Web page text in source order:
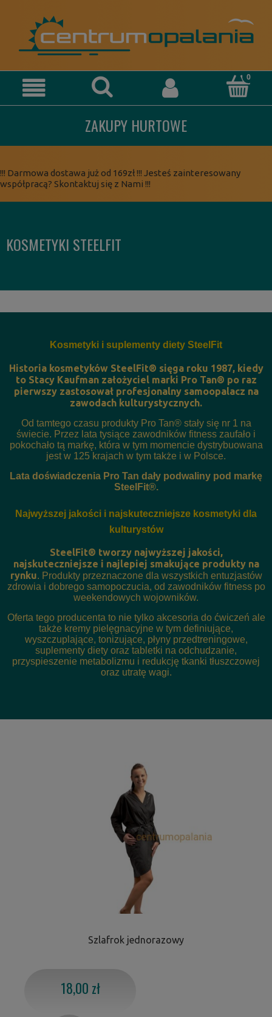
ZAKUPY HURTOWE
!!! Darmowa dostawa już od 169zł !!! Jesteś zainteresowany
współpracą? Skontaktuj się z Nami !!!
KOSMETYKI STEELFIT
Kosmetyki i suplementy diety SteelFit
Historia kosmetyków SteelFit® sięga roku 1987, kiedy
to Stacy Kaufman założyciel marki Pro Tan® po raz
pierwszy zastosował profesjonalny samoopalacz na
zawodach kulturystycznych.
Od tamtego czasu produkty Pro Tan® stały się nr 1 na
świecie. Przez lata tysiące zawodników fitness zaufało i
pokochało tą markę, która w tym momencie dystrybuowana
jest w 125 krajach w tym także i w Polsce.
Lata doświadczenia Pro Tan dały podwaliny pod markę
SteelFit®.
Najwyższej jakości i najskuteczniejsze kosmetyki dla
kulturystów
SteelFit® tworzy najwyższej jakości,
najskuteczniejsze i najlepiej smakujące produkty na
rynku. Produkty przeznaczone dla wszystkich entuzjastów
zdrowia i dobrego samopoczucia, od zawodników fitness po
weekendowych wojowników.
Oferta tego producenta to nie tylko akcesoria do ćwiczeń ale
także kremy pielęgnacyjne w tym definiujące,
wyszczuplające, tonizujące, płyny przedtreningowe,
suplementy diety oraz tabletki na odchudzanie,
przyspieszenie metabolizmu i redukcję tkanki tłuszczowej
oraz utratę wagi.
Szlafrok jednorazowy
18,00 zł